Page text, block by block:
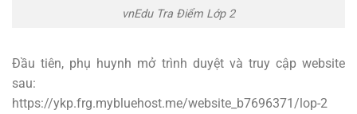
vnEdu Tra Điểm Lớp 2
Đầu tiên, phụ huynh mở trình duyệt và truy cập website
sau:
https://ykp.frg.mybluehost.me/website_b7696371/lop-2